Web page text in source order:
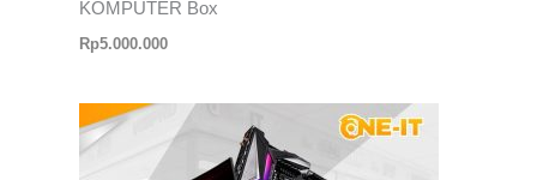
KOMPUTER Box
Rp5.000.000